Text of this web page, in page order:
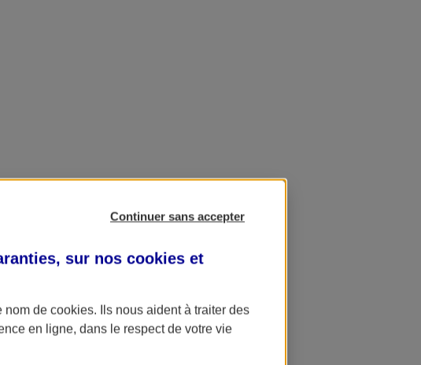
Continuer sans accepter
sur nos cookies et
nom de cookies. Ils nous aident à traiter des
en ligne, dans le respect de votre vie